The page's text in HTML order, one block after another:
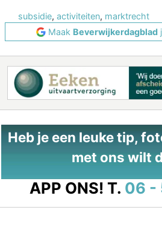
subsidie, activiteiten, marktrecht
Maak Beverwijkerdagblad
Heb je een leuke tip,
met ons wilt
APP ONS! T. 06 -